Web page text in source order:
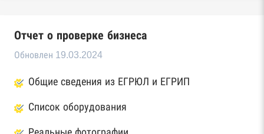
Отчет о проверке бизнеса
Обновлен 19.03.2024
Общие сведения из ЕГРЮЛ и ЕГРИП
Список оборудования